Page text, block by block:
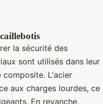
la sécurité des
sont utilisés dans leur
composite. L'acier
aux charges lourdes, ce
En revanche,